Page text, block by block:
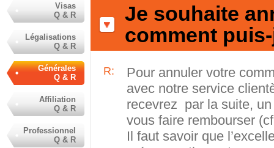
Visas
Q & R
Légalisations
Q & R
Générales
Q & R
Affiliation
Q & R
Professionnel
Q & R
Je souhaite
comment
R:
Pour annuler votre
avec notre service
recevrez par la suite,
vous faire rembourser
Il faut savoir que